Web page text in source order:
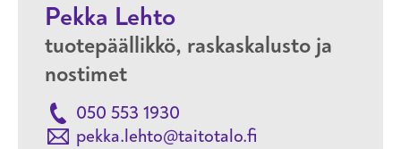
Pekka Lehto
tuotepäällikkö, raskaskalusto ja
nostimet
050 553 1930
pekka.lehto@taitotalo.fi